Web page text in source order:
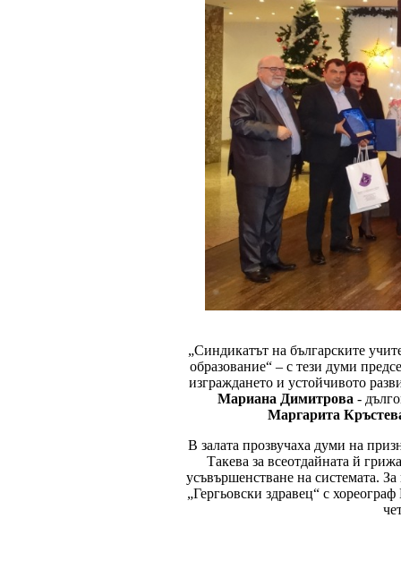
„Синдикатът на българските
образование“ – с тези думи
изграждането и устойчивото
Мариана Димитрова -
Маргарита
В залата прозвучаха думи на
Такева за всеотдайната й
усъвършенстване на системата.
„Гергьовски здравец“ с